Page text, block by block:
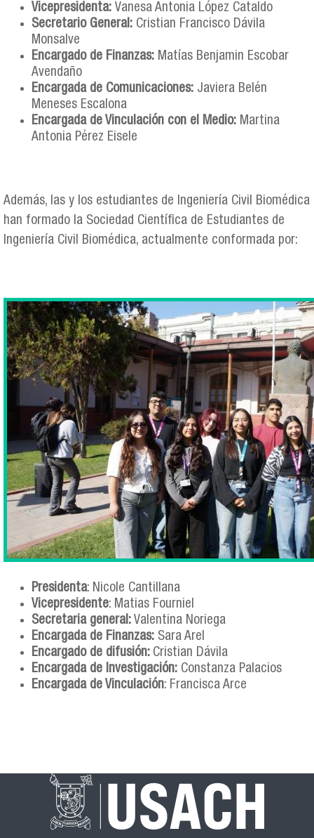
Vicepresidenta: Vanesa Antonia López Cataldo
Secretario General: Cristian Francisco Dávila
Monsalve
Encargado de Finanzas: Matías Benjamin Escobar
Avendaño
Encargada de Comunicaciones: Javiera Belén
Meneses Escalona
Encargada de Vinculación con el Medio: Martina
Antonia Pérez Eisele
Además, las y los estudiantes de Ingeniería Civil Biomédica
han formado la Sociedad Científica de Estudiantes de
Ingeniería Civil Biomédica, actualmente conformada por:
whatsapp_image_2026-06-
09_at_11.44.15.jpeg
Presidenta: Nicole Cantillana
Vicepresidente: Matias Fourniel
Secretaria general: Valentina Noriega
Encargada de Finanzas: Sara Arel
Encargado de difusión: Cristian Dávila
Encargada de Investigación: Constanza Palacios
Encargada de Vinculación: Francisca Arce